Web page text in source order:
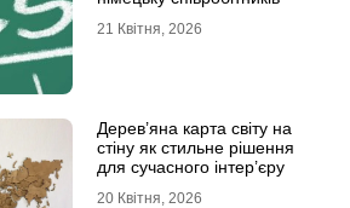
21 Квітня, 2026
Дерев’яна карта світу на
стіну як стильне рішення
для сучасного інтер’єру
20 Квітня, 2026